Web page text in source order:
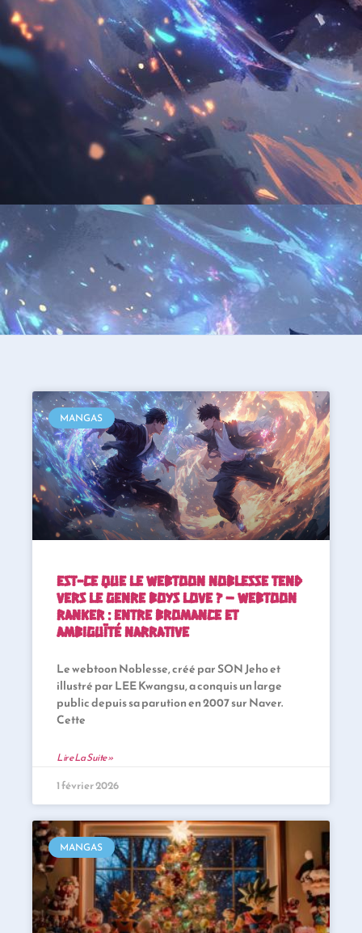
MANGAS
Est-ce que le webtoon Noblesse tend
vers le genre Boys Love ? – Webtoon
Ranker : Entre bromance et
ambiguïté narrative
Le webtoon Noblesse, créé par SON Jeho et
illustré par LEE Kwangsu, a conquis un large
public depuis sa parution en 2007 sur Naver.
Cette
Lire La Suite »
1 février 2026
MANGAS